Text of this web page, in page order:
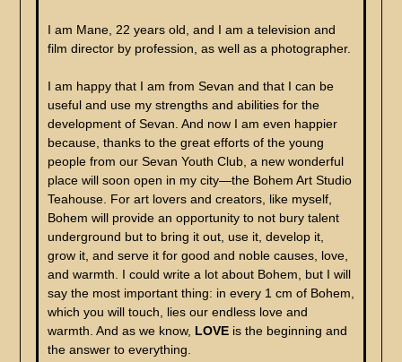
I am Mane, 22 years old, and I am a television and
film director by profession, as well as a photographer.
I am happy that I am from Sevan and that I can be
useful and use my strengths and abilities for the
development of Sevan. And now I am even happier
because, thanks to the great efforts of the young
people from our Sevan Youth Club, a new wonderful
place will soon open in my city—the Bohem Art Studio
Teahouse. For art lovers and creators, like myself,
Bohem will provide an opportunity to not bury talent
underground but to bring it out, use it, develop it,
grow it, and serve it for good and noble causes, love,
and warmth. I could write a lot about Bohem, but I will
say the most important thing: in every 1 cm of Bohem,
which you will touch, lies our endless love and
warmth. And as we know, LOVEis the beginning and
the answer to everything.